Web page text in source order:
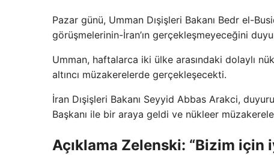
Pazar günü, Umman Dışişleri Bakanı Bedr el-
görüşmelerinin-İran’ın gerçekleşmeyeceğini
Umman, haftalarca iki ülke arasındaki dolaylı
altıncı müzakerelerde gerçekleşecekti.
İran Dışişleri Bakanı Seyyid Abbas Arakci,
Başkanı ile bir araya geldi ve nükleer
Açıklama Zelenski: “Bizim için